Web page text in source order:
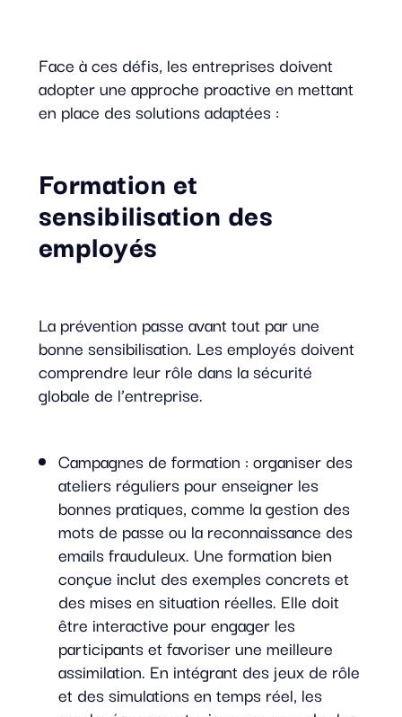
Face à ces défis, les entreprises doivent
adopter une approche proactive en mettant
en place des solutions adaptées :
Formation et
sensibilisation des
employés
La prévention passe avant tout par une
bonne sensibilisation. Les employés doivent
comprendre leur rôle dans la sécurité
globale de l’entreprise.
Campagnes de formation : organiser des
ateliers réguliers pour enseigner les
bonnes pratiques, comme la gestion des
mots de passe ou la reconnaissance des
emails frauduleux. Une formation bien
conçue inclut des exemples concrets et
des mises en situation réelles. Elle doit
être interactive pour engager les
participants et favoriser une meilleure
assimilation. En intégrant des jeux de rôle
et des simulations en temps réel, les